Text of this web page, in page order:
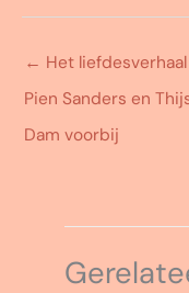
← Het liefdesverhaal
Pien Sanders en
Dam voorbij